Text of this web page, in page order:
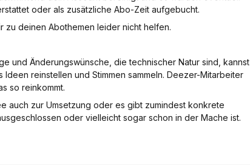
oder als zusätzliche Abo-Zeit aufgebucht.
zu deinen Abothemen leider nicht helfen.
und Änderungswünsche, die technischer Natur sind, kannst
Ideen reinstellen und Stimmen sammeln. Deezer-Mitarbeiter
so reinkommt.
auch zur Umsetzung oder es gibt zumindest konkrete
oder vielleicht sogar schon in der Mache ist.